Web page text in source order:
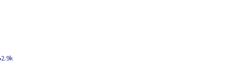
2.9k